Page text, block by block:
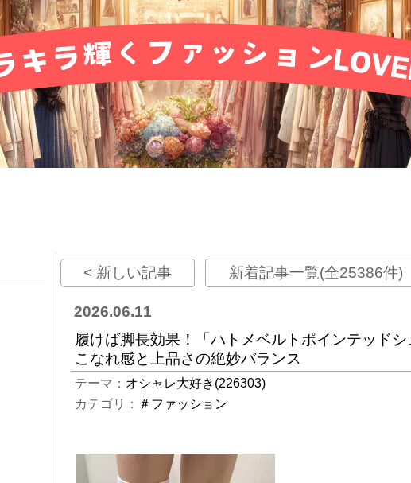
< 新しい記事 新着記事一覧(全25386件)
2026.06.11
履けば脚長効果！「ハトメベルトポインテッドシ
こなれ感と上品さの絶妙バランス
テーマ： オシャレ大好き(226303)
カテゴリ： ＃ファッション